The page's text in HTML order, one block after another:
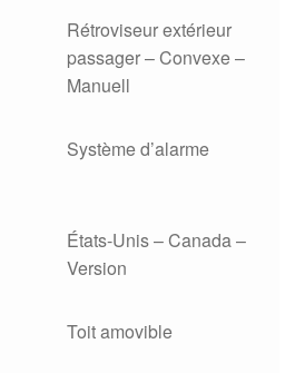
Rétroviseur extérieur
passager – Convexe –
Manuell
Système d’alarme
États-Unis – Canada –
Version
Toit amovible